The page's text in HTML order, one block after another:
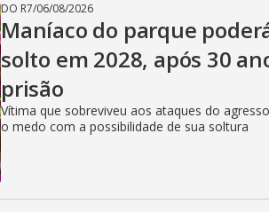
DO R7/06/08/2026
Maníaco do parque
solto em 2028, após 30
prisão
Vítima que sobreviveu aos ataques do
o medo com a possibilidade de sua soltura